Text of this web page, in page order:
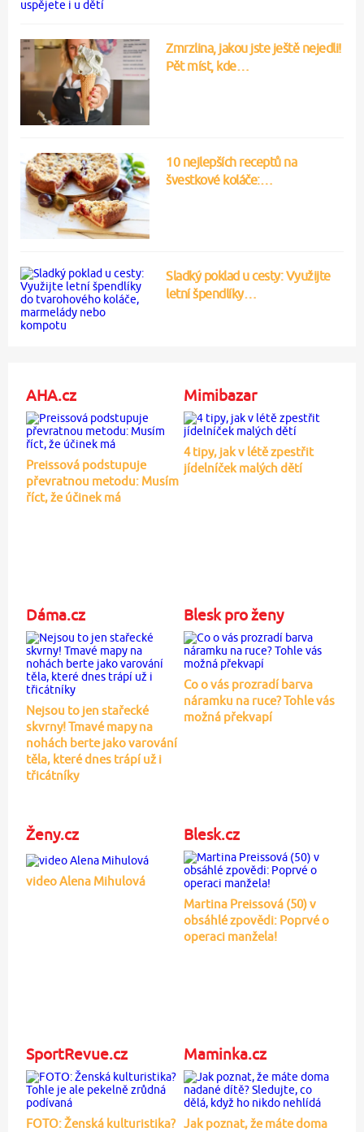
Zmrzlina, jakou jste ještě nejedli!
Pět míst, kde…
10 nejlepších receptů na
švestkové koláče:…
Sladký poklad u cesty: Využijte
letní špendlíky…
AHA.cz
Preissová podstupuje
převratnou metodu: Musím
říct, že účinek má
Mimibazar
4 tipy, jak v létě zpestřit
jídelníček malých dětí
Dáma.cz
Nejsou to jen stařecké
skvrny! Tmavé mapy na
nohách berte jako varování
těla, které dnes trápí už i
třicátníky
Blesk pro ženy
Co o vás prozradí barva
náramku na ruce? Tohle vás
možná překvapí
Ženy.cz
video Alena Mihulová
Blesk.cz
Martina Preissová (50) v
obsáhlé zpovědi: Poprvé o
operaci manžela!
SportRevue.cz
FOTO: Ženská kulturistika?
Maminka.cz
Jak poznat, že máte doma